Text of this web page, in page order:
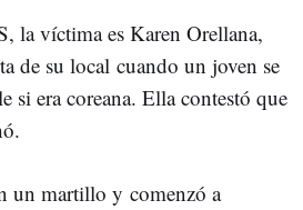
la víctima es Karen Orellana,
de su local cuando un joven se
si era coreana. Ella contestó que
un martillo y comenzó a